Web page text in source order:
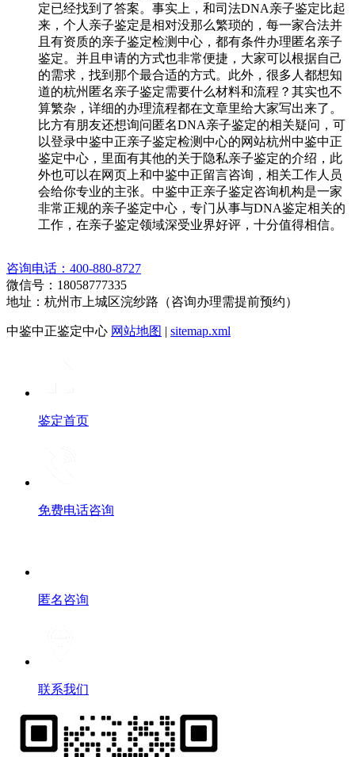
定已经找到了答案。事实上，和司法DNA亲子鉴定比起
来，个人亲子鉴定是相对没那么繁琐的，每一家合法并
且有资质的亲子鉴定检测中心，都有条件办理匿名亲子
鉴定。并且申请的方式也非常便捷，大家可以根据自己
的需求，找到那个最合适的方式。此外，很多人都想知
道的杭州匿名亲子鉴定需要什么材料和流程？其实也不
算繁杂，详细的办理流程都在文章里给大家写出来了。
比方有朋友还想询问匿名DNA亲子鉴定的相关疑问，可
以登录中鉴中正亲子鉴定检测中心的网站杭州中鉴中正
鉴定中心，里面有其他的关于隐私亲子鉴定的介绍，此
外也可以在网页上和中鉴中正留言咨询，相关工作人员
会给你专业的主张。中鉴中正亲子鉴定咨询机构是一家
非常正规的亲子鉴定中心，专门从事与DNA鉴定相关的
工作，在亲子鉴定领域深受业界好评，十分值得相信。
咨询电话：400-880-8727
微信号：18058777335
地址：杭州市上城区浣纱路（咨询办理需提前预约）
中鉴中正鉴定中心 网站地图 | sitemap.xml
鉴定首页
免费电话咨询
匿名咨询
联系我们